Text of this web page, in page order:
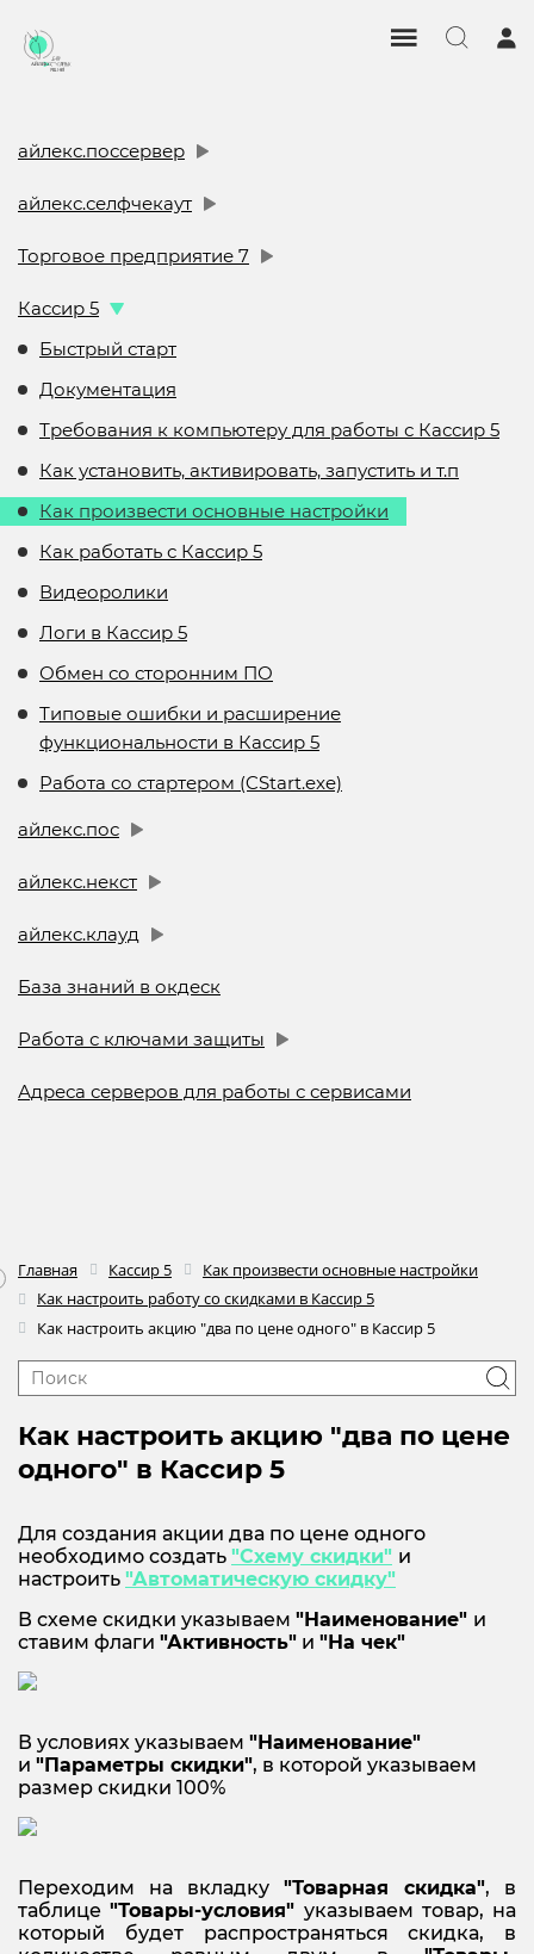
айлекс.поссервер
айлекс.селфчекаут
Торговое предприятие 7
Кассир 5
Быстрый старт
Документация
Требования к компьютеру для работы с Кассир 5
Как установить, активировать, запустить и т.п
Как произвести основные настройки
Как работать с Кассир 5
Видеоролики
Логи в Кассир 5
Обмен со сторонним ПО
Типовые ошибки и расширение
функциональности в Кассир 5
Работа со стартером (CStart.exe)
айлекс.пос
айлекс.некст
айлекс.клауд
База знаний в окдеск
Работа с ключами защиты
Адреса серверов для работы с сервисами
Главная Кассир 5
Как произвести основные настройки
Как настроить работу со скидками в Кассир 5
Как настроить акцию "два по цене одного" в Кассир 5
Как настроить акцию "два по цене
одного" в Кассир 5
Для создания акции два по цене одного
необходимо создать "Схему скидки" и
настроить "Автоматическую скидку"
В схеме скидки указываем "Наименование" и
ставим флаги "Активность" и "На чек"
В условиях указываем "Наименование"
и "Параметры скидки", в которой указываем
размер скидки 100%
Переходим на вкладку "Товарная скидка", в
таблице"Товары-условия" указываем товар, на
который будет распространяться скидка, в